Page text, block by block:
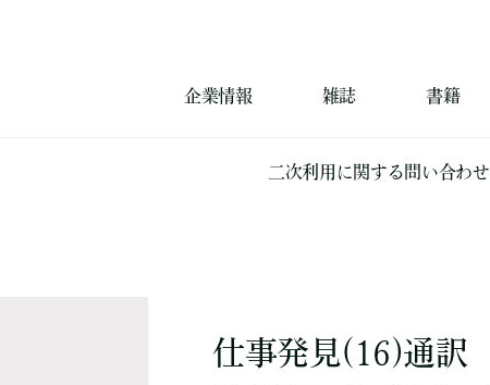
企業情報 雑誌 書籍
二次利用に関する問い合わせ
仕事発見(16)通訳